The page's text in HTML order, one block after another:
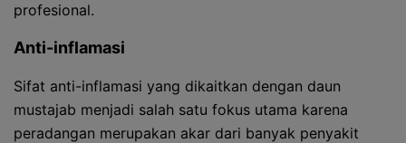
profesional.
Anti-inflamasi
Sifat anti-inflamasi yang dikaitkan dengan daun
mustajab menjadi salah satu fokus utama karena
peradangan merupakan akar dari banyak penyakit